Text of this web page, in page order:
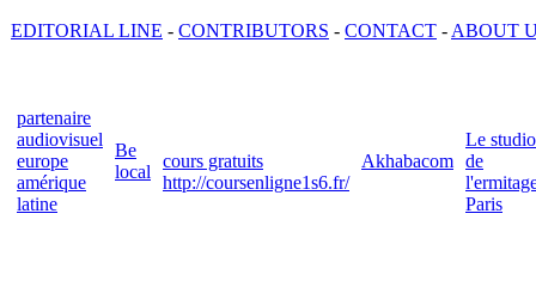
EDITORIAL LINE - CONTRIBUTORS - CONTACT - ABOUT
partenaire
audiovisuel
europe
amérique
latine
Be
local
cours gratuits
http://coursenligne1s6.fr/
Akhabacom
Le studio
de
Paris